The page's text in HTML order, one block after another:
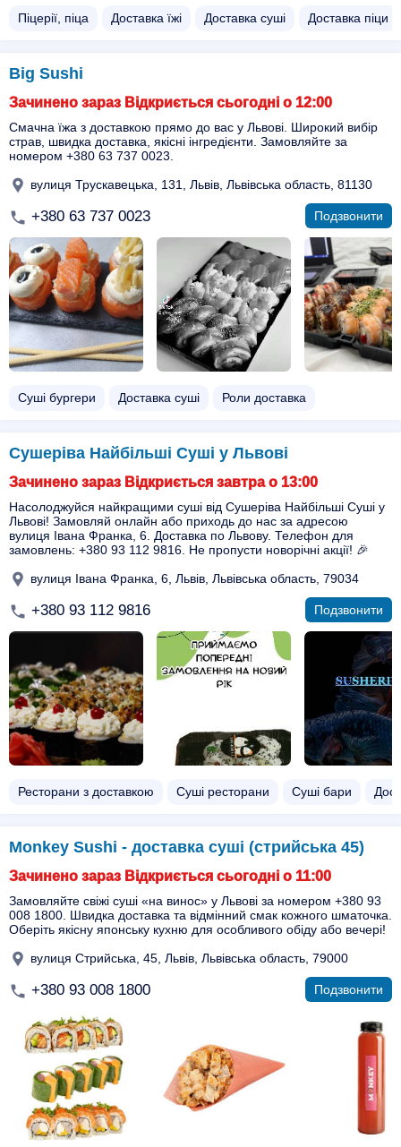
Піцерії, піца Доставка їжі Доставка суші Доставка піци
Big Sushi
Зачинено зараз Відкриється сьогодні о 12:00
Смачна їжа з доставкою прямо до вас у Львові. Широкий вибір
страв, швидка доставка, якісні інгредієнти. Замовляйте за
номером +380 63 737 0023.
вулиця Трускавецька, 131, Львів, Львівська область, 81130
+380 63 737 0023 Подзвонити
Суші бургери Доставка суші Роли доставка
Сушеріва Найбільші Суші у Львові
Зачинено зараз Відкриється завтра о 13:00
Насолоджуйся найкращими суші від Сушеріва Найбільші Суші у
Львові! Замовляй онлайн або приходь до нас за адресою
вулиця Івана Франка, 6. Доставка по Львову. Телефон для
замовлень: +380 93 112 9816. Не пропусти новорічні акції! 🎉
вулиця Івана Франка, 6, Львів, Львівська область, 79034
+380 93 112 9816 Подзвонити
Ресторани з доставкою Суші ресторани Суші бари
Monkey Sushi - доставка суші (стрийська 45)
Зачинено зараз Відкриється сьогодні о 11:00
Замовляйте свіжі суші «на винос» у Львові за номером +380 93
008 1800. Швидка доставка та відмінний смак кожного шматочка.
Оберіть якісну японську кухню для особливого обіду або вечері!
вулиця Стрийська, 45, Львів, Львівська область, 79000
+380 93 008 1800 Подзвонити